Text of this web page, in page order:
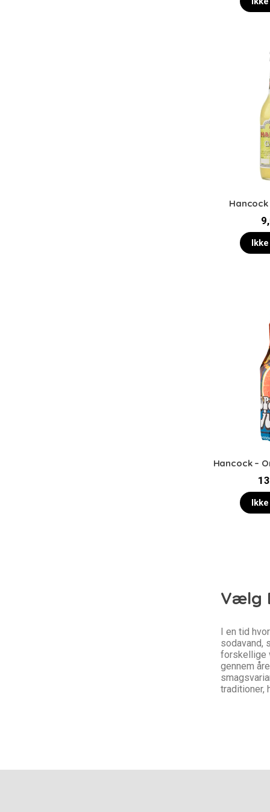
Hancock
Hancock –
Vælg
I en tid
sodavand,
forskellige
gennem
traditioner,